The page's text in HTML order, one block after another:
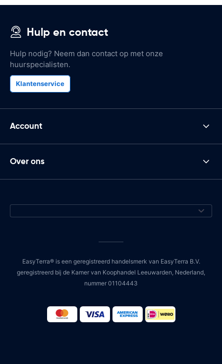
Hulp en contact
Hulp nodig? Neem dan contact op met onze
huurspecialisten.
Klantenservice
Account
Over ons
EasyTerra® is een geregistreerd handelsmerk van EasyTerra B.V.
geregistreerd bij de Kamer van Koophandel Leeuwarden, Nederland,
nummer 01104443